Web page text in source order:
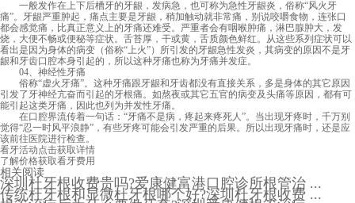
一般发作在上下后槽牙的牙龈，发病急，也可称为急性牙龈炎，俗称“风火牙
痛”。牙龈严重肿起，痛点主要是牙龈，稍加触动就非常痛，别说咬嚼食物，连张口
都会感觉痛，比真正意义上的牙痛还难受。严重者会有咽喉肿痛，淋巴腺肿大，发
烧，大便不畅或便秘等症状。舌苔厚，干或黄，舌质颜色鲜红。从这些系列症状可以
看出是因为身体的病变（俗称“上火”）所引发的牙龈急性发炎，其病变的原因不是牙
龈和牙齿口腔本身引起的，所以这种牙痛也称为牙痛并发症。
04、神经性牙痛
俗称“虚火牙痛”。这种牙痛跟牙龈和牙齿都没有直接关系，多是身体的其它原因
引发了牙神经亢奋而引起的牙根痛。如熬夜或其它五官的病变及头痛等原因，都有可
能引起这类牙痛，因此也列为并发性牙痛。
在口腔界流传着一句话：“牙痛不是病，疼起来疼死人”。当出现牙疼时，千万别
觉得“忍一时风平浪静”，有些牙疼可能会引发严重的后果。所以出现牙痛时，还是应
该前往医院进行检查。
看牙活动点击获取详情
了解价格获取看牙费用
相关阅读
深圳杜牙根收费贵吗?爱康健富港口腔诊所根管治 ...
传统杜牙根和显微杜牙根哪个好?深圳杜牙根收费 ...